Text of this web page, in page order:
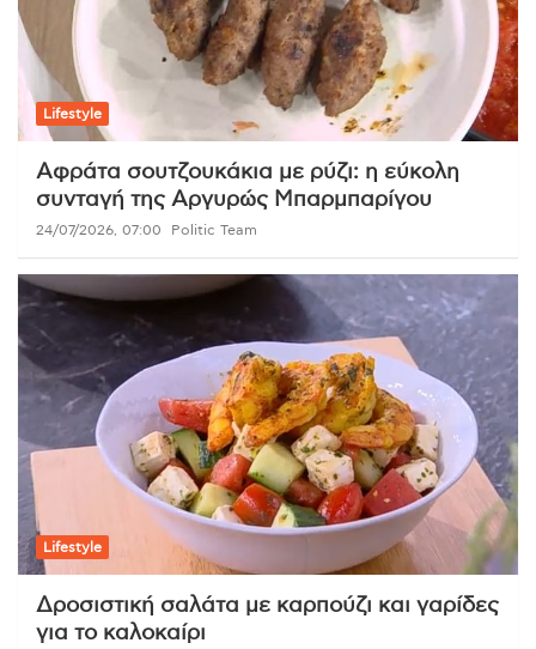
Lifestyle
Αφράτα σουτζουκάκια με ρύζι: η εύκολη
συνταγή της Αργυρώς Μπαρμπαρίγου
24/07/2026, 07:00 Politic Team
Lifestyle
Δροσιστική σαλάτα με καρπούζι και γαρίδες
για το καλοκαίρι